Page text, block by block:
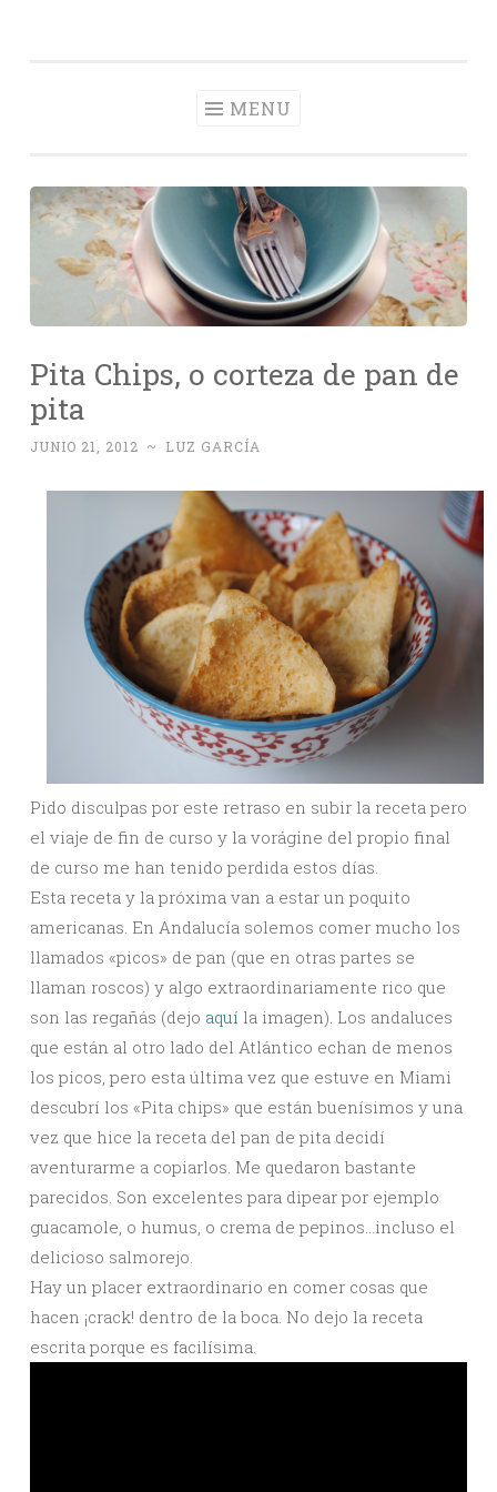
MENU
Pita Chips, o corteza de pan de
pita
JUNIO 21, 2012 ~ LUZ GARCÍA
Pido disculpas por este retraso en subir la receta pero
el viaje de fin de curso y la vorágine del propio final
de curso me han tenido perdida estos días.
Esta receta y la próxima van a estar un poquito
americanas. En Andalucía solemos comer mucho los
llamados «picos» de pan (que en otras partes se
llaman roscos) y algo extraordinariamente rico que
son las regañás (dejo aquí la imagen). Los andaluces
que están al otro lado del Atlántico echan de menos
los picos, pero esta última vez que estuve en Miami
descubrí los «Pita chips» que están buenísimos y una
vez que hice la receta del pan de pita decidí
aventurarme a copiarlos. Me quedaron bastante
parecidos. Son excelentes para dipear por ejemplo
guacamole, o humus, o crema de pepinos…incluso el
delicioso salmorejo.
Hay un placer extraordinario en comer cosas que
hacen ¡crack! dentro de la boca. No dejo la receta
escrita porque es facilísima.